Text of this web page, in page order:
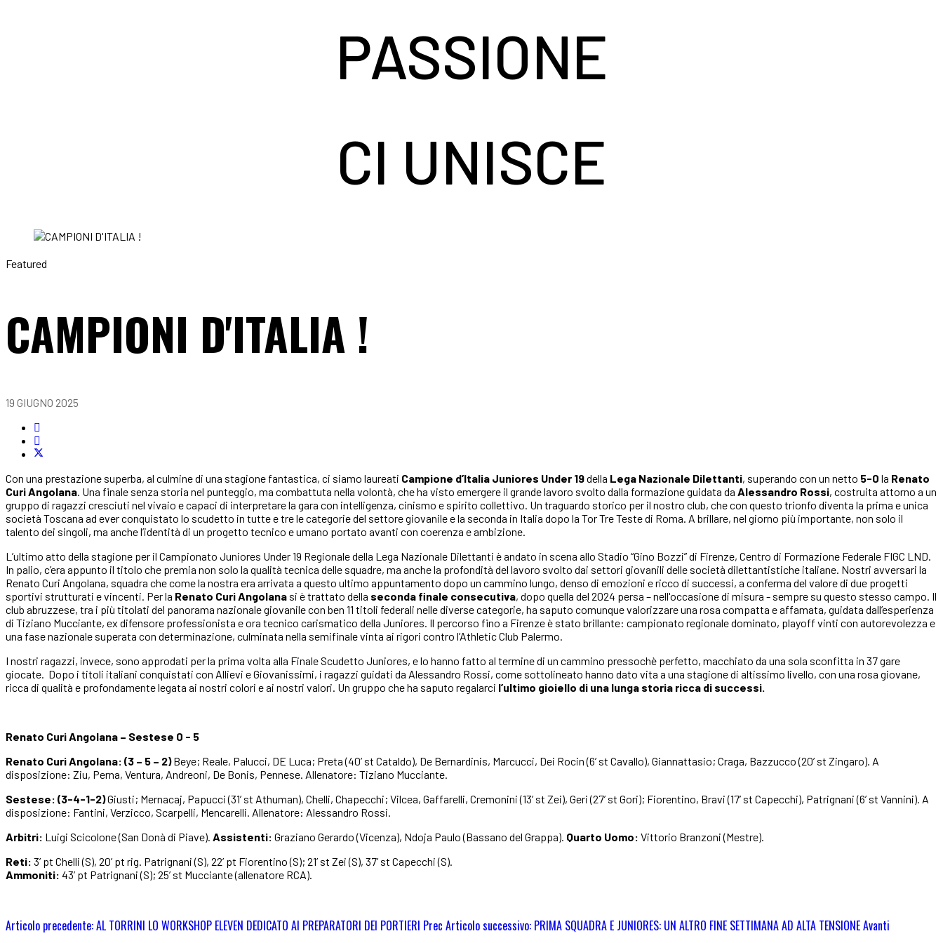
Featured
CAMPIONI D'ITALIA !
19 GIUGNO 2025
Con una prestazione superba, al culmine di una stagione fantastica, ci siamo laureati Campione d’Italia Juniores Under 19della Lega Nazionale Dilettanti, superando con un netto 5-0 la Renato
Curi Angolana. Una finale senza storia nel punteggio, ma combattuta nella volontà, che ha visto emergere il grande lavoro svolto dalla formazione guidata da Alessandro Rossi, costruita attorno a un
gruppo di ragazzi cresciuti nel vivaio e capaci di interpretare la gara con intelligenza, cinismo e spirito collettivo. Un traguardo storico per il nostro club, che con questo trionfo diventa la prima e unica
società Toscana ad ever conquistato lo scudetto in tutte e tre le categorie del settore giovanile e la seconda in Italia dopo la Tor Tre Teste di Roma. A brillare, nel giorno più importante, non solo il
talento dei singoli, ma anche l’identità di un progetto tecnico e umano portato avanti con coerenza e ambizione.
L’ultimo atto della stagione per il Campionato Juniores Under 19 Regionale della Lega Nazionale Dilettanti è andato in scena allo Stadio “Gino Bozzi” di Firenze, Centro di Formazione Federale FIGC LND.
In palio, c’era appunto il titolo che premia non solo la qualità tecnica delle squadre, ma anche la profondità del lavoro svolto dai settori giovanili delle società dilettantistiche italiane. Nostri avversari la
Renato Curi Angolana, squadra che come la nostra era arrivata a questo ultimo appuntamento dopo un cammino lungo, denso di emozioni e ricco di successi, a conferma del valore di due progetti
sportivi strutturati e vincenti. Per la Renato Curi Angolana si è trattato della seconda finale consecutiva, dopo quella del 2024 persa – nell'occasione di misura - sempre su questo stesso campo. Il
club abruzzese, tra i più titolati del panorama nazionale giovanile con ben 11 titoli federali nelle diverse categorie, ha saputo comunque valorizzare una rosa compatta e affamata, guidata dall’esperienza
di Tiziano Mucciante, ex difensore professionista e ora tecnico carismatico della Juniores. Il percorso fino a Firenze è stato brillante: campionato regionale dominato, playoff vinti con autorevolezza e
una fase nazionale superata con determinazione, culminata nella semifinale vinta ai rigori contro l’Athletic Club Palermo.
I nostri ragazzi, invece, sono approdati per la prima volta alla Finale Scudetto Juniores, e lo hanno fatto al termine di un cammino pressochè perfetto, macchiato da una sola sconfitta in 37 gare
giocate. Dopo i titoli italiani conquistati con Allievi e Giovanissimi, i ragazzi guidati da Alessandro Rossi, come sottolineato hanno dato vita a una stagione di altissimo livello, con una rosa giovane,
ricca di qualità e profondamente legata ai nostri colori e ai nostri valori. Un gruppo che ha saputo regalarci l’ultimo gioiello di una lunga storia ricca di successi.
Renato Curi Angolana – Sestese 0 - 5
Renato Curi Angolana: (3 – 5 – 2)Beye; Reale, Palucci, DE Luca; Preta (40’ st Cataldo), De Bernardinis, Marcucci, Dei Rocin (6’ st Cavallo), Giannattasio; Craga, Bazzucco (20’ st Zingaro). A
disposizione: Ziu, Perna, Ventura, Andreoni, De Bonis, Pennese. Allenatore: Tiziano Mucciante.
Sestese: (3-4-1-2)Giusti; Mernacaj, Papucci (31’ st Athuman), Chelli, Chapecchi; Vilcea, Gaffarelli, Cremonini (13’ st Zei), Geri (27’ st Gori); Fiorentino, Bravi (17’ st Capecchi), Patrignani (6’ st Vannini). A
disposizione: Fantini, Verzicco, Scarpelli, Mencarelli. Allenatore: Alessandro Rossi.
Arbitri: Luigi Scicolone (San Donà di Piave). Assistenti: Graziano Gerardo (Vicenza), Ndoja Paulo (Bassano del Grappa). Quarto Uomo: Vittorio Branzoni (Mestre).
Reti: 3’ pt Chelli (S), 20’ pt rig. Patrignani (S), 22’ pt Fiorentino (S); 21’ st Zei (S), 37’ st Capecchi (S).
Ammoniti: 43’ pt Patrignani (S); 25’ st Mucciante (allenatore RCA).
Articolo precedente: AL TORRINI LO WORKSHOP ELEVEN DEDICATO AI PREPARATORI DEI PORTIERI Prec Articolo successivo: PRIMA SQUADRA E JUNIORES: UN ALTRO FINE SETTIMANA AD ALTA TENSIONEAvanti